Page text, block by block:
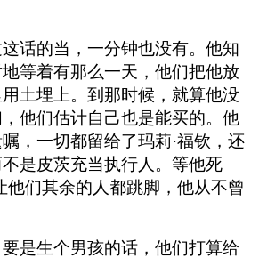
话的当，一分钟也没有。他知
等着有那么一天，他们把他放
土埋上。到那时候，就算他没
他们估计自己也是能买的。他
，一切都留给了玛莉·福钦，还
是皮茨充当执行人。等他死
他们其余的人都跳脚，他从不曾
是生个男孩的话，他们打算给